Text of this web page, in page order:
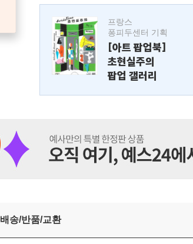
프랑스
퐁피두센터 기획
[아트 팝업북]
초현실주의
팝업 갤러리
배송/반품/교환